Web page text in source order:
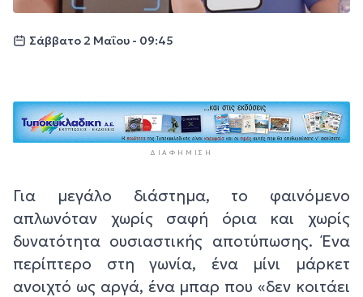
Σάββατο 2 Μαΐου - 09:45
ΔΙΑΦΉΜΙΣΗ
Για μεγάλο διάστημα, το φαινόμενο
απλωνόταν χωρίς σαφή όρια και χωρίς
δυνατότητα ουσιαστικής αποτύπωσης. Ένα
περίπτερο στη γωνία, ένα μίνι μάρκετ
ανοιχτό ως αργά, ένα μπαρ που «δεν κοιτάει